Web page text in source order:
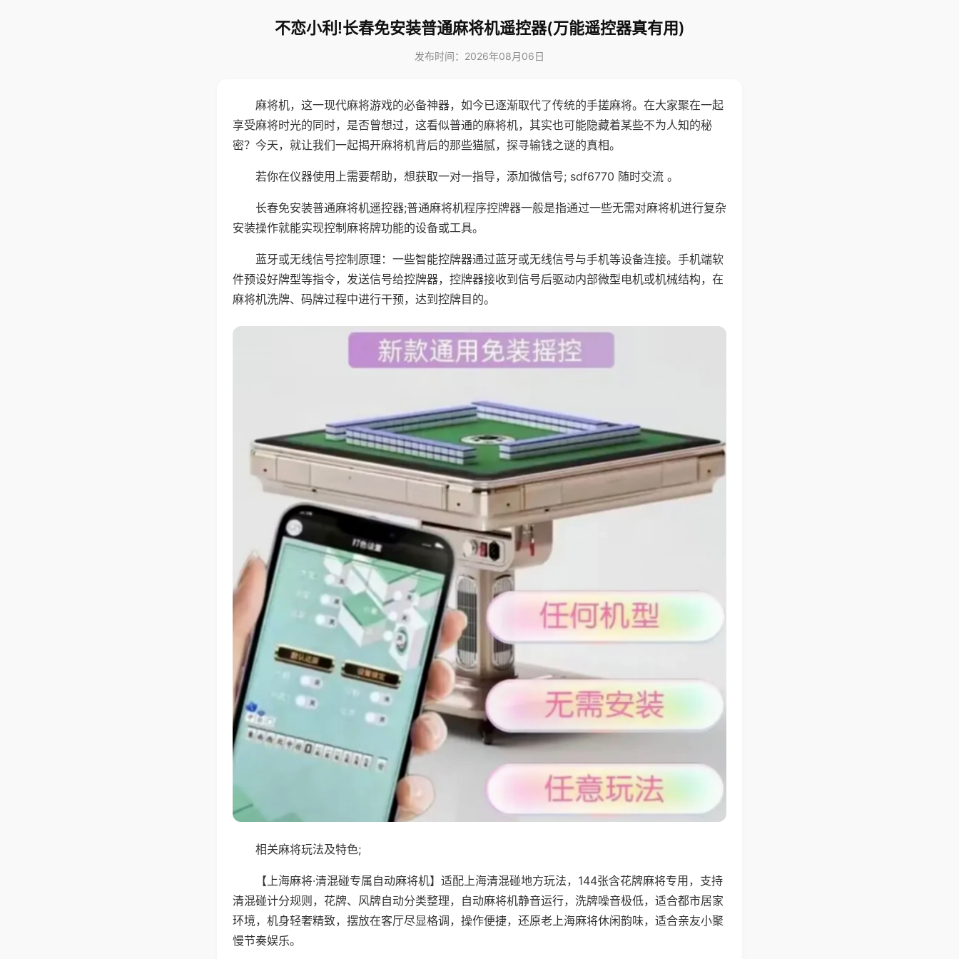
不恋小利!长春免安装普通麻将机遥控器(万能遥控器真有用)
发布时间：2026年08月06日
麻将机，这一现代麻将游戏的必备神器，如今已逐渐取代了传统的手搓麻将。在大家聚在一起
享受麻将时光的同时，是否曾想过，这看似普通的麻将机，其实也可能隐藏着某些不为人知的秘
密？今天，就让我们一起揭开麻将机背后的那些猫腻，探寻输钱之谜的真相。
若你在仪器使用上需要帮助，想获取一对一指导，添加微信号; sdf6770 随时交流 。
长春免安装普通麻将机遥控器;普通麻将机程序控牌器一般是指通过一些无需对麻将机进行复杂
安装操作就能实现控制麻将牌功能的设备或工具。
蓝牙或无线信号控制原理：一些智能控牌器通过蓝牙或无线信号与手机等设备连接。手机端软
件预设好牌型等指令，发送信号给控牌器，控牌器接收到信号后驱动内部微型电机或机械结构，在
麻将机洗牌、码牌过程中进行干预，达到控牌目的。
相关麻将玩法及特色;
【上海麻将·清混碰专属自动麻将机】适配上海清混碰地方玩法，144张含花牌麻将专用，支持
清混碰计分规则，花牌、风牌自动分类整理，自动麻将机静音运行，洗牌噪音极低，适合都市居家
环境，机身轻奢精致，摆放在客厅尽显格调，操作便捷，还原老上海麻将休闲韵味，适合亲友小聚
慢节奏娱乐。